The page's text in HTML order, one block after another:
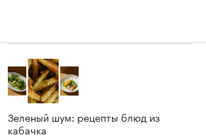
Зеленый шум: рецепты блюд из
кабачка